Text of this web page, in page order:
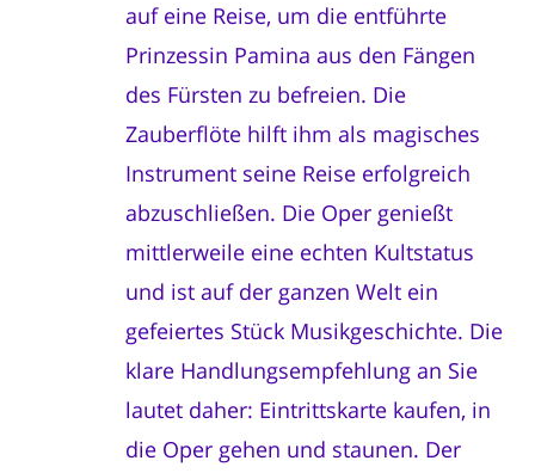
auf eine Reise, um die entführte
Prinzessin Pamina aus den Fängen
des Fürsten zu befreien. Die
Zauberflöte hilft ihm als magisches
Instrument seine Reise erfolgreich
abzuschließen. Die Oper genießt
mittlerweile eine echten Kultstatus
und ist auf der ganzen Welt ein
gefeiertes Stück Musikgeschichte. Die
klare Handlungsempfehlung an Sie
lautet daher: Eintrittskarte kaufen, in
die Oper gehen und staunen. Der